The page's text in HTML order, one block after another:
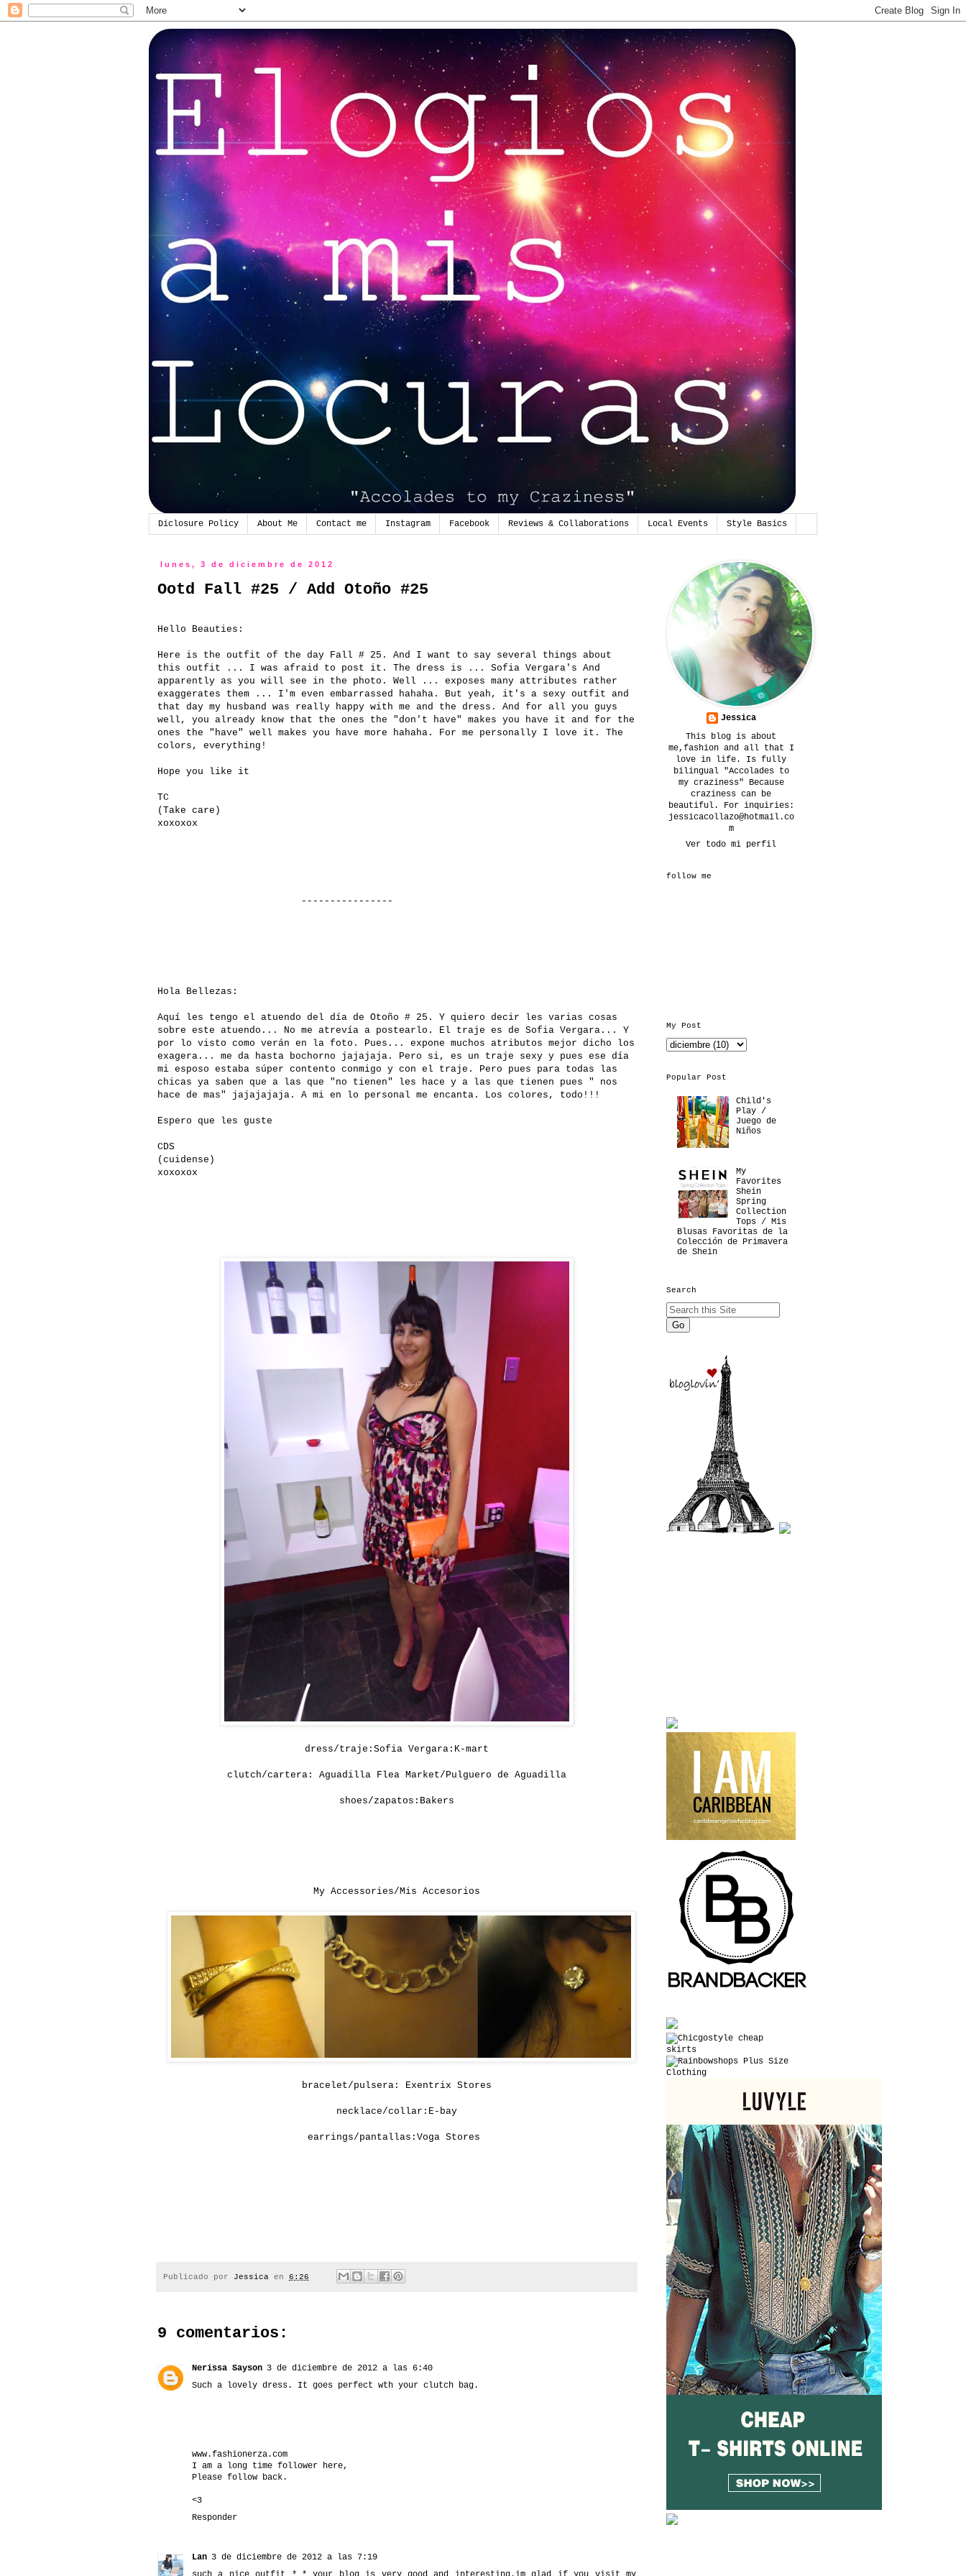
Diclosure Policy About Me Contact me Instagram Facebook Reviews & Collaborations Local Events Style Basics
lunes, 3 de diciembre de 2012
Ootd Fall #25 / Add Otoño #25
Hello Beauties:
Here is the outfit of the day Fall # 25. And I want to say several things about
this outfit ... I was afraid to post it. The dress is ... Sofia Vergara's And
apparently as you will see in the photo. Well ... exposes many attributes rather
exaggerates them ... I'm even embarrassed hahaha. But yeah, it's a sexy outfit and
that day my husband was really happy with me and the dress. And for all you guys
well, you already know that the ones the "don't have" makes you have it and for the
ones the "have" well makes you have more hahaha. For me personally I love it. The
colors, everything!
Hope you like it
TC
(Take care)
xoxoxox
----------------
Hola Bellezas:
Aquí les tengo el atuendo del día de Otoño # 25. Y quiero decir les varias cosas
sobre este atuendo... No me atrevía a postearlo. El traje es de Sofia Vergara... Y
por lo visto como verán en la foto. Pues... expone muchos atributos mejor dicho los
exagera... me da hasta bochorno jajajaja. Pero si, es un traje sexy y pues ese día
mi esposo estaba súper contento conmigo y con el traje. Pero pues para todas las
chicas ya saben que a las que "no tienen" les hace y a las que tienen pues " nos
hace de mas" jajajajaja. A mi en lo personal me encanta. Los colores, todo!!!
Espero que les guste
CDS
(cuidense)
xoxoxox
dress/traje:Sofia Vergara:K-mart
clutch/cartera: Aguadilla Flea Market/Pulguero de Aguadilla
shoes/zapatos:Bakers
My Accessories/Mis Accesorios
bracelet/pulsera: Exentrix Stores
necklace/collar:E-bay
earrings/pantallas:Voga Stores
Publicado por Jessica en 6:26
9 comentarios:
Nerissa Sayson 3 de diciembre de 2012 a las 6:40
Such a lovely dress. It goes perfect wth your clutch bag.
www.fashionerza.com
I am a long time follower here,
Please follow back.
<3
Responder
Lan 3 de diciembre de 2012 a las 7:19
Jessica
This blog is about
me,fashion and all that I
love in life. Is fully
bilingual "Accolades to
my craziness" Because
craziness can be
beautiful. For inquiries:
jessicacollazo@hotmail.co
m
Ver todo mi perfil
follow me
My Post
Popular Post
Child's
Play /
Juego de
Niños
My
Favorites
Shein
Spring
Collection
Tops / Mis
Blusas Favoritas de la
Colección de Primavera
de Shein
Search